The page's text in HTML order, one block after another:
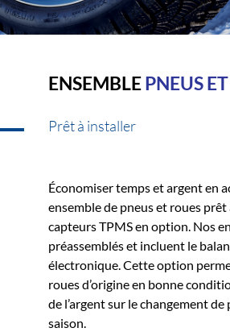
ENSEMBLEPNEUS
Prêt à installer
Économiser temps et argent en
ensemble de pneus et roues
capteurs TPMS en option. Nos
préassemblés et incluent le
électronique. Cette option
roues d’origine en bonne
de l’argent sur le changement de
saison.